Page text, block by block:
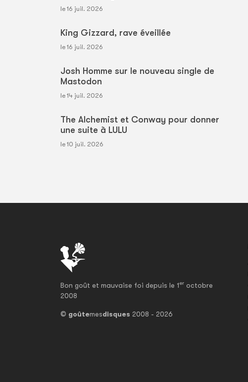
le 16 juil. 2026
King Gizzard, rave éveillée
le 16 juil. 2026
Josh Homme sur le nouveau single de
Mastodon
le 14 juil. 2026
The Alchemist et Conway pour donner
une suite à LULU
le 10 juil. 2026
Bon goût et mauvaise foi depuis le 1er octobre
2008
© goûtemesdisques 2008 - 2026